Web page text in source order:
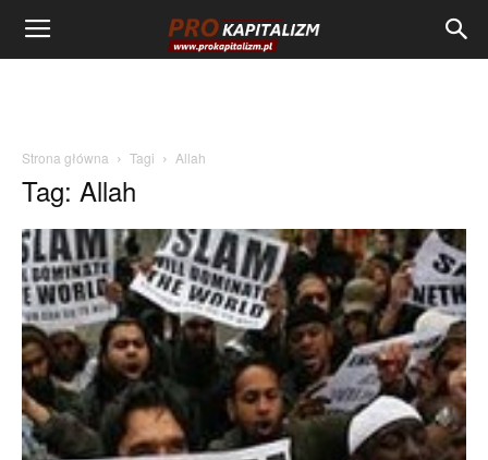
Strona główna Tagi Allah
Tag: Allah